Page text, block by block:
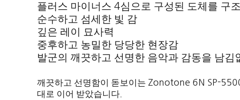
플러스 마이너스 4심으로 구성된 도체를 구
순수하고 섬세한 빛 감
깊은 레이 묘사력
중후하고 농밀한 당당한 현장감
발군의 깨끗하고 선명한 음악과 감동을 남김
깨끗하고 선명함이 돋보이는 Zonotone 6N SP-
대로 이어 받았습니다